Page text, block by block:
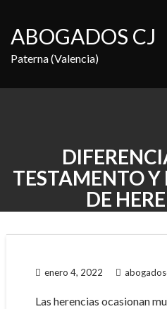
contenido
ABOGADOS CJ
Paterna (Valencia)
TESTAMENTO
DE
enero 4, 2022
Las herencias ocasionan